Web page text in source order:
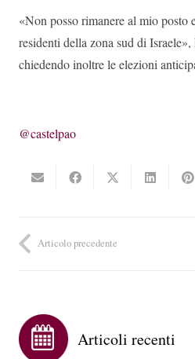
«Non posso rimanere al mio posto
residenti della zona sud di
chiedendo inoltre le elezioni
@castelpao
Articolo precedente
Articoli recenti